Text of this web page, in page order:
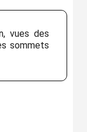
vues des
sommets